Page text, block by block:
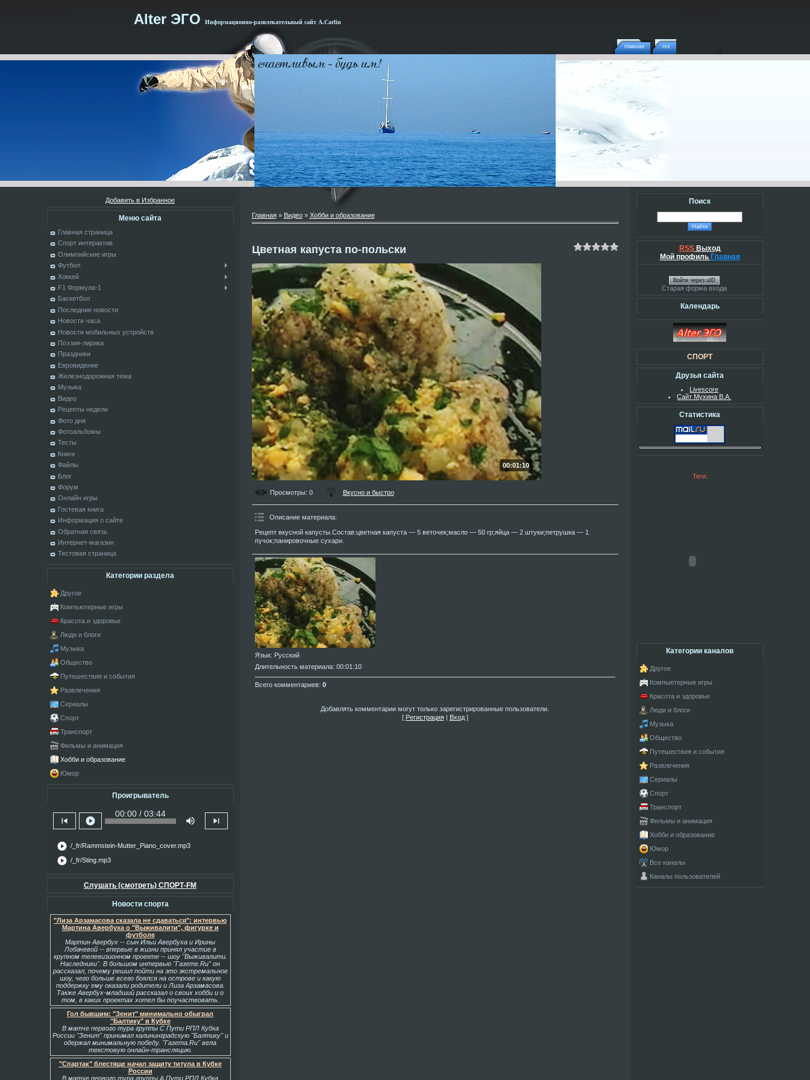
Alter ЭГО Информационно-развлекательный сайт А.Carlin
rss
главная
Добавить в Избранное
Меню сайта
Главная страница
Спорт интерактив
Олимпийские игры
Футбол
Хоккей
F1 Формула-1
Баскетбол
Последние новости
Новости часа
Новости мобильных устройств
Поэзия-лирика
Праздники
Евровидение
Железнодорожная тема
Музыка
Видео
Рецепты недели
Фото дня
Фотоальбомы
Тесты
Книги
Файлы
Блог
Форум
Онлайн игры
Гостевая книга
Информация о сайте
Обратная связь
Интернет-магазин
Тестовая страница
Категории раздела
Другое
Компьютерные игры
Красота и здоровье
Люди и блоги
Музыка
Общество
Путешествия и события
Развлечения
Сериалы
Спорт
Транспорт
Фильмы и анимация
Хобби и образование
Юмор
Проигрыватель
skip_previous play_circle
00:00 / 03:44
volume_up skip_next
play_circle /_fr/Rammstein-Mutter_Piano_cover.mp3
play_circle /_fr/Sting.mp3
Слушать (смотреть) СПОРТ-FM
Новости спорта
"Лиза Арзамасова сказала не сдаваться": интервью
Мартина Авербуха о "Выживалити", фигурке и
футболе
Мартин Авербух -- сын Ильи Авербуха и Ирины
Лобачевой -- впервые в жизни принял участие в
крупном телевизионном проекте -- шоу "Выживалити.
Наследники". В большом интервью "Газете.Ru" он
рассказал, почему решил пойти на это экстремальное
шоу, чего больше всего боялся на острове и какую
поддержку ему оказали родители и Лиза Арзамасова.
Также Авербух-младший рассказал о своих хобби и о
том, в каких проектах хотел бы поучаствовать.
Гол бывшим: "Зенит" минимально обыграл
"Балтику" в Кубке
В матче первого тура группы С Пути РПЛ Кубка
России "Зенит" принимал калининградскую "Балтику" и
одержал минимальную победу. "Газета.Ru" вела
текстовую онлайн-трансляцию.
"Спартак" блестяще начал защиту титула в Кубке
России
В матче первого тура группы А Пути РПЛ Кубка
Главная» Видео» Хобби и образование
Цветная капуста по-польски
00:01:10
Просмотры: 0 Вкусно и быстро
Описание материала:
Рецепт вкусной капусты.Состав:цветная капуста — 5 веточек;масло — 50 гр;яйца — 2 штуки;петрушка — 1
пучок;панировочные сухари.
Язык: Русский
Длительность материала: 00:01:10
Всего комментариев: 0
Добавлять комментарии могут только зарегистрированные пользователи.
[ Регистрация| Вход]
Поиск
RSS Выход
Мой профиль Главная
Войти через uID
Старая форма входа
Календарь
СПОРТ
Друзья сайта
Livescore
Сайт Мухина В.А.
Статистика
Теги:
Категории каналов
Другое
Компьютерные игры
Красота и здоровье
Люди и блоги
Музыка
Общество
Путешествия и события
Развлечения
Сериалы
Спорт
Транспорт
Фильмы и анимация
Хобби и образование
Юмор
Все каналы
Каналы пользователей